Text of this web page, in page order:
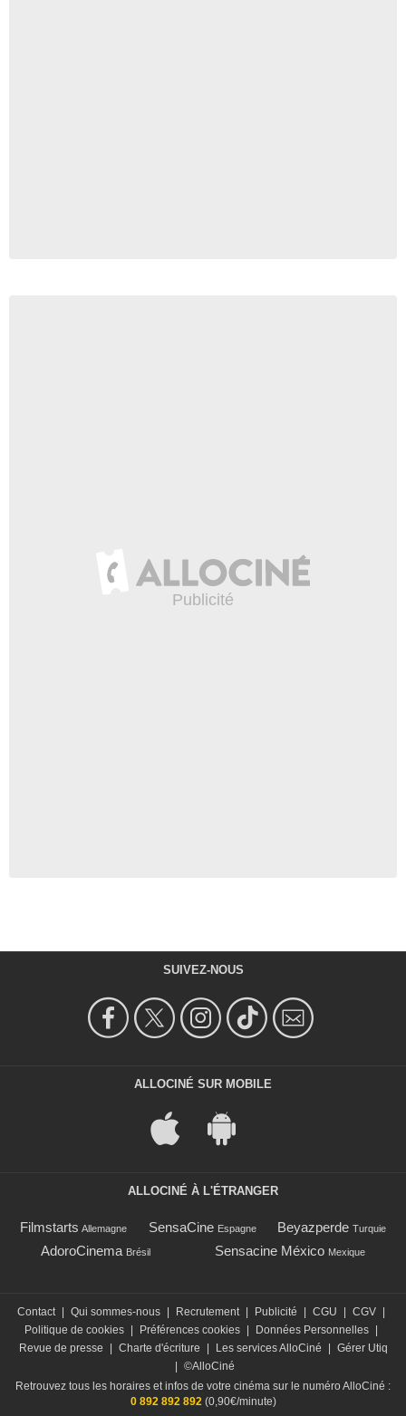
SUIVEZ-NOUS
ALLOCINÉ SUR MOBILE
ALLOCINÉ À L'ÉTRANGER
Filmstarts Allemagne SensaCine Espagne Beyazperde Turquie
AdoroCinema Brésil Sensacine México Mexique
Contact Qui sommes-nous Recrutement Publicité CGU CGV
Politique de cookies
Préférences cookies Données Personnelles
Revue de presse
Charte d'écriture Les services AlloCiné
Gérer Utiq
©AlloCiné
Retrouvez tous les horaires et infos de votre cinéma sur le numéro AlloCiné :
0 892 892 892(0,90€/minute)